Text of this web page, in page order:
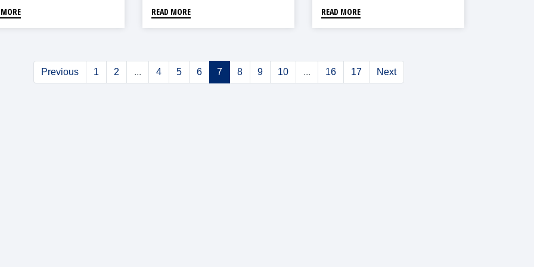
READ MORE READ MORE
Previous 1 2 ... 4 5 6 7 8 9 10 ... 16 17 Next